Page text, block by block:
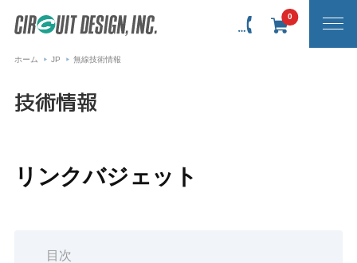
0
ホーム JP 無線技術情報
技術情報
リンクバジェット
目次